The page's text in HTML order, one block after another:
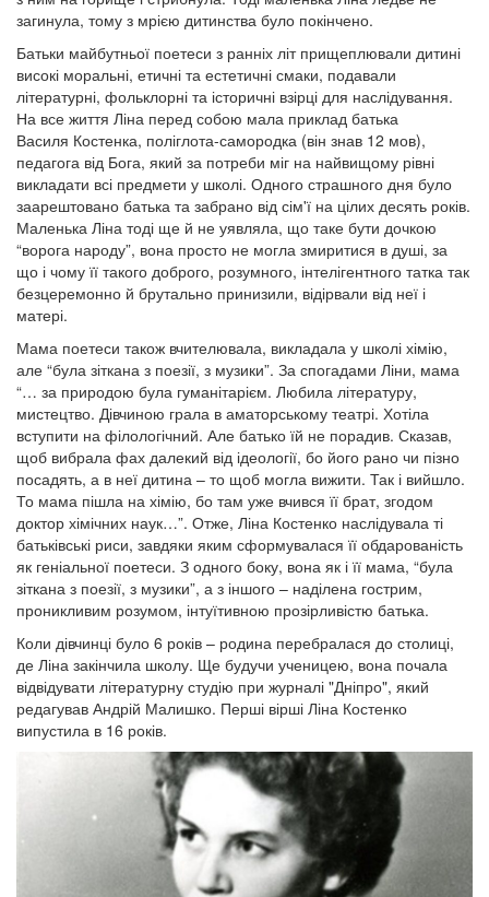
загинула, тому з мрією дитинства було покінчено.
Батьки майбутньої поетеси з ранніх літ прищеплювали дитині
високі моральні, етичні та естетичні смаки, подавали
літературні, фольклорні та історичні взірці для наслідування.
На все життя Ліна перед собою мала приклад батька
Василя Костенка, поліглота-самородка (він знав 12 мов),
педагога від Бога, який за потреби міг на найвищому рівні
викладати всі предмети у школі. Одного страшного дня було
заарештовано батька та забрано від сім'ї на цілих десять років.
Маленька Ліна тоді ще й не уявляла, що таке бути дочкою
“ворога народу”, вона просто не могла змиритися в душі, за
що і чому її такого доброго, розумного, інтелігентного татка так
безцеремонно й брутально принизили, відірвали від неї і
матері.
Мама поетеси також вчителювала, викладала у школі хімію,
але “була зіткана з поезії, з музики”. За спогадами Ліни, мама
“… за природою була гуманітарієм. Любила літературу,
мистецтво. Дівчиною грала в аматорському театрі. Хотіла
вступити на філологічний. Але батько їй не порадив. Сказав,
щоб вибрала фах далекий від ідеології, бо його рано чи пізно
посадять, а в неї дитина – то щоб могла вижити. Так і вийшло.
То мама пішла на хімію, бо там уже вчився її брат, згодом
доктор хімічних наук…”. Отже, Ліна Костенко наслідувала ті
батьківські риси, завдяки яким сформувалася її обдарованість
як геніальної поетеси. З одного боку, вона як і її мама, “була
зіткана з поезії, з музики”, а з іншого – наділена гострим,
проникливим розумом, інтуїтивною прозірливістю батька.
Коли дівчинці було 6 років – родина перебралася до столиці,
де Ліна закінчила школу. Ще будучи ученицею, вона почала
відвідувати літературну студію при журналі "Дніпро", який
редагував Андрій Малишко. Перші вірші Ліна Костенко
випустила в 16 років.